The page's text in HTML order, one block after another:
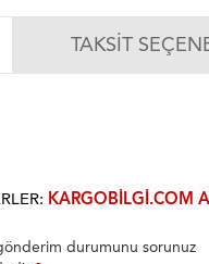
TAKSIT
KARGOBILGI.COM
durumunu sorunuz